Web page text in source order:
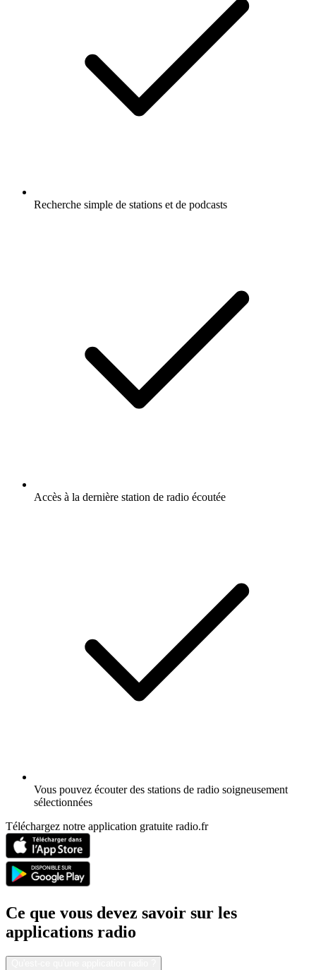
Recherche simple de stations et de podcasts
Accès à la dernière station de radio écoutée
Vous pouvez écouter des stations de radio soigneusement
sélectionnées
Téléchargez notre application gratuite radio.fr
Ce que vous devez savoir sur les
applications radio